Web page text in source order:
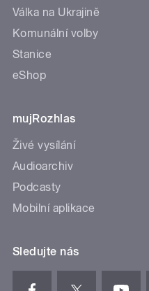
Válka na Ukrajině
Komunální volby
Stanice
eShop
mujRozhlas
Živé vysílání
Audioarchiv
Podcasty
Mobilní aplikace
Sledujte nás